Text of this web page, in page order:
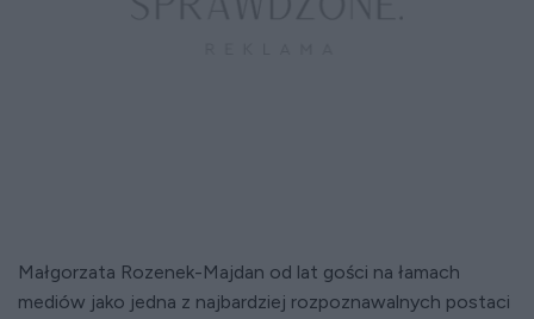
Małgorzata Rozenek-Majdan od lat gości na łamach
mediów jako jedna z najbardziej rozpoznawalnych postaci